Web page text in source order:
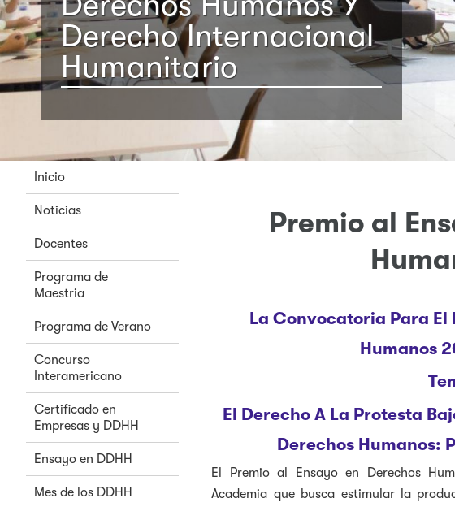
Derecho Internacional
Humanitario
Inicio
Noticias
Docentes
Programa de
Maestria
Programa de Verano
Concurso
Interamericano
Certificado en
Empresas y DDHH
Ensayo en DDHH
Mes de los DDHH
Premio al
La Convocatoria Para El
Humanos
El Derecho A La Protesta
Derechos Humanos:
El Premio al Ensayo en Derechos
Academia que busca estimular la